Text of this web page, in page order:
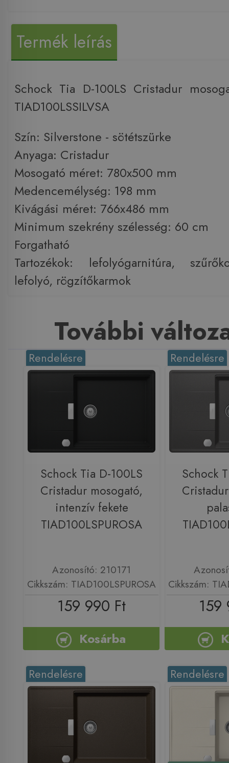
Termék leírás
Schock Tia D-100LS Cristadur
TIAD100LSSILVSA
Szín: Silverstone - sötétszürke
Anyaga: Cristadur
Mosogató méret: 780x500 mm
Medencemélység: 198 mm
Kivágási méret: 766x486 mm
Minimum szekrény szélesség: 60 cm
Forgatható
Tartozékok: lefolyógarnitúra,
lefolyó, rögzítőkarmok
További
Rendelésre
Schock Tia D-100LS
Cristadur mosogató,
intenzív fekete
TIAD100LSPUROSA
Azonosító: 210171
Cikkszám: TIAD100LSPUROSA
159 990 Ft
Kosárba
Rendelésre
Schock
Cikkszám:
159
Rendelésre Rendelésre